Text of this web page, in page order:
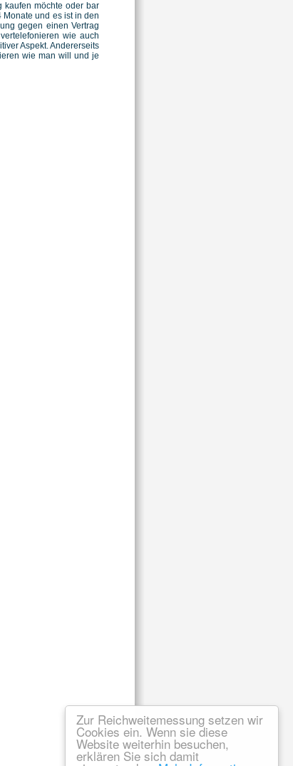
Zur Reichweitemessung setzen wir
Cookies ein. Wenn sie diese
Website weiterhin besuchen,
erklären Sie sich damit
kaufen möchte oder bar
und es ist in den
gegen einen Vertrag
wie auch
Aspekt. Andererseits
wie man will und je